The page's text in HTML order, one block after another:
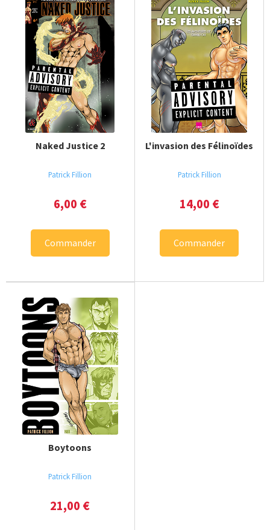
Naked Justice 2
Patrick Fillion
6,00 €
Commander
L'invasion des Félinoïdes
Patrick Fillion
14,00 €
Commander
Boytoons
Patrick Fillion
21,00 €